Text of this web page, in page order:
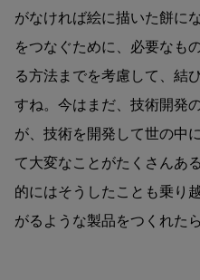
がなければ絵に描いた餅に
をつなぐために、必要なも
る方法までを考慮して、結
すね。今はまだ、技術開発
が、技術を開発して世の中
て大変なことがたくさんあ
的にはそうしたことも乗り
がるような製品をつくれた